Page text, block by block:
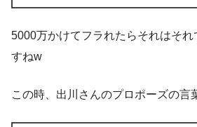
5000万かけてフラれたらそれはそ
すねw
この時、出川さんのプロポーズの言